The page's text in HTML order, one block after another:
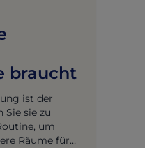
braucht
ist der
Sie sie zu
um
Räume für